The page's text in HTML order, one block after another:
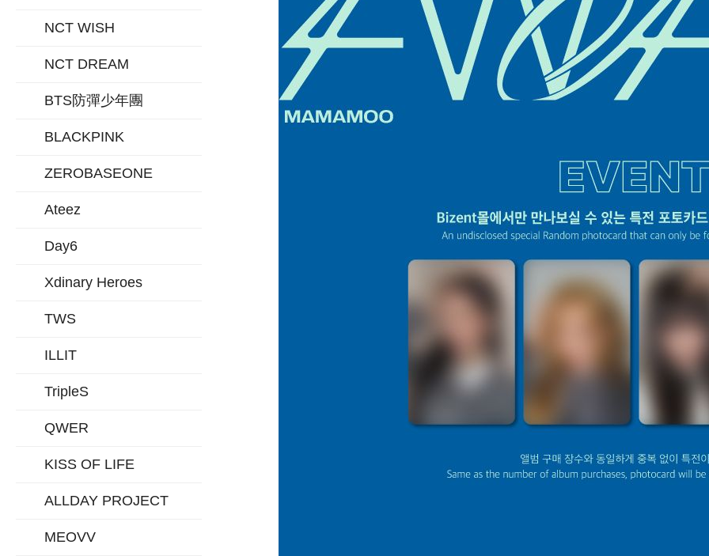
NCT WISH
NCT DREAM
BTS防彈少年團
BLACKPINK
ZEROBASEONE
Ateez
Day6
Xdinary Heroes
TWS
ILLIT
TripleS
QWER
KISS OF LIFE
ALLDAY PROJECT
MEOVV